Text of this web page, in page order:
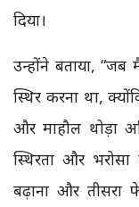
दिया।
उन्होंने बताया,
स्थिर करना था,
और माहौल थोड़ा
स्थिरता और
बढ़ाना और